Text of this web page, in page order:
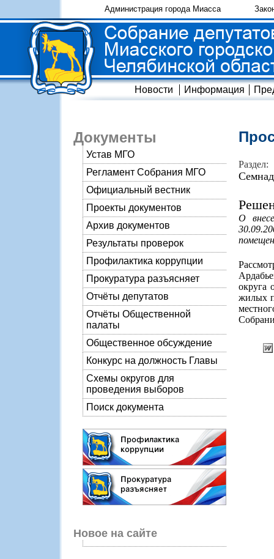
Администрация города Миасса
Новости Информация
Документы
Устав МГО
Регламент Собрания МГО
Официальный вестник
Проекты документов
Архив документов
Результаты проверок
Профилактика коррупции
Прокуратура разъясняет
Отчёты депутатов
Отчёты Общественной
палаты
Общественное обсуждение
Конкурс на должность Главы
Схемы округов для
проведения выборов
Поиск документа
Новое на сайте
Раздел:
О
округа
жилых